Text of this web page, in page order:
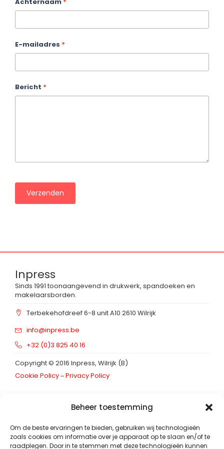
Beheer toestemming
Om de beste ervaringen te bieden, gebruiken wij technologieën
zoals cookies om informatie over je apparaat op te slaan en/of te
raadplegen. Door in te stemmen met deze technologieën kunnen
E-mailadres *
Bericht *
Verzenden
Inpress
Sinds 1991 toonaangevend in drukwerk, spandoeken en
makelaarsborden.
Terbekehofdreef 6-8 unit A10 2610 Wilrijk
info@inpress.be
+32 (0)3 825 40 16
Copyright © 2016 Inpress, Wilrijk (B)
Cookie Policy‒Privacy Policy
Schrijf in op onzenieuwsbrief